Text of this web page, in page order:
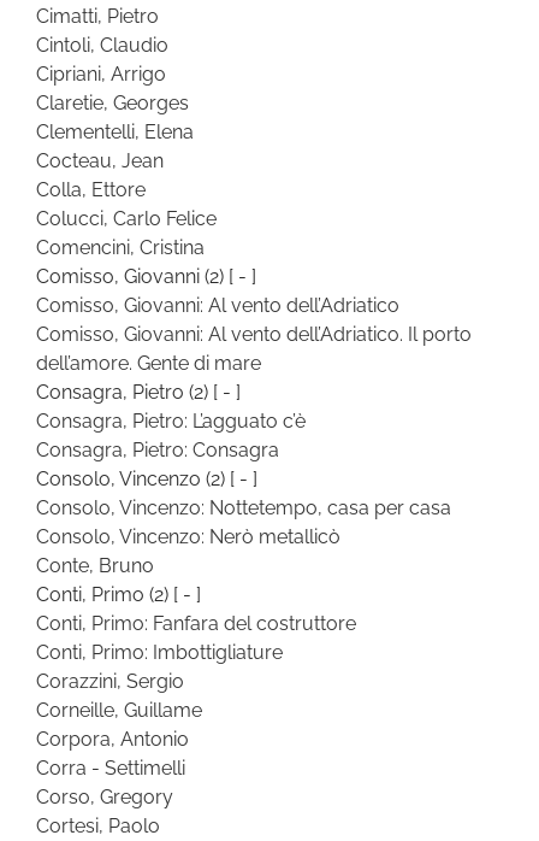
Cimatti, Pietro
Cintoli, Claudio
Cipriani, Arrigo
Claretie, Georges
Clementelli, Elena
Cocteau, Jean
Colla, Ettore
Colucci, Carlo Felice
Comencini, Cristina
Comisso, Giovanni (2) [ - ]
Comisso, Giovanni: Al vento dell’Adriatico
Comisso, Giovanni: Al vento dell’Adriatico. Il porto
dell’amore. Gente di mare
Consagra, Pietro (2) [ - ]
Consagra, Pietro: L’agguato c’è
Consagra, Pietro: Consagra
Consolo, Vincenzo (2) [ - ]
Consolo, Vincenzo: Nottetempo, casa per casa
Consolo, Vincenzo: Nerò metallicò
Conte, Bruno
Conti, Primo (2) [ - ]
Conti, Primo: Fanfara del costruttore
Conti, Primo: Imbottigliature
Corazzini, Sergio
Corneille, Guillame
Corpora, Antonio
Corra - Settimelli
Corso, Gregory
Cortesi, Paolo